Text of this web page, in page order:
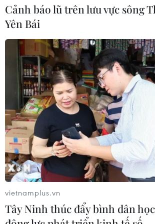
07/08/2026 08:14
Giá vàng hướng tới tuần tăng mạnh
nhất kể từ tháng 1/2026
07/08/2026 08:14
Hạn hán nghiêm trọng đe dọa "huyết
mạch" kinh tế châu Âu
07/08/2026 07:58
Để trái sầu riêng đáp ứng yêu cầu
xuất khẩu bền vững
07/08/2026 07:34
Cảnh báo lũ trên lưu vực sông
Yên Bái
vietnamplus.vn
Tây Ninh thúc đẩy bình dân